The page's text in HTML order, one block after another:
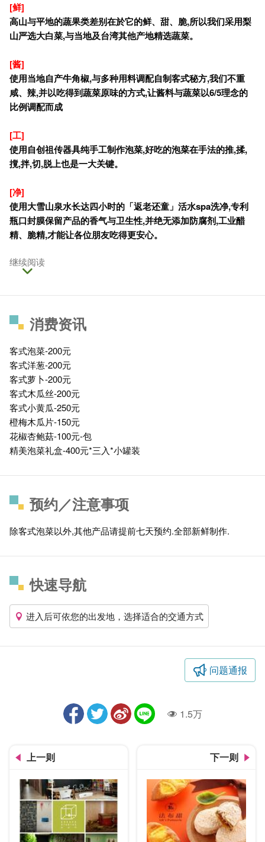
[鲜]
高山与平地的蔬果类差别在於它的鲜、甜、脆,所以我们采用梨
山严选大白菜,与当地及台湾其他产地精选蔬菜。
[酱]
使用当地自产牛角椒,与多种用料调配自制客式秘方,我们不重
咸、辣,并以吃得到蔬菜原味的方式,让酱料与蔬菜以6/5理念的
比例调配而成
[工]
使用自创祖传器具纯手工制作泡菜,好吃的泡菜在手法的推,揉,
撹,拌,切,脱上也是一大关键。
[净]
使用大雪山泉水长达四小时的 「返老还童」 活水spa洗净,专利
瓶口封膜保留产品的香气与卫生性,并绝无添加防腐剂,工业醋
精、脆精,才能让各位朋友吃得更安心。
继续阅读
消费资讯
客式泡菜-200元
客式洋葱-200元
客式萝卜-200元
客式木瓜丝-200元
客式小黄瓜-250元
橙梅木瓜片-150元
花椒杏鲍菇-100元-包
精美泡菜礼盒-400元*三入*小罐装
预约／注意事项
除客式泡菜以外,其他产品请提前七天预约.全部新鲜制作.
快速导航
进入后可依您的出发地，选择适合的交通方式
问题通报
人气1.5万
上一则 下一则